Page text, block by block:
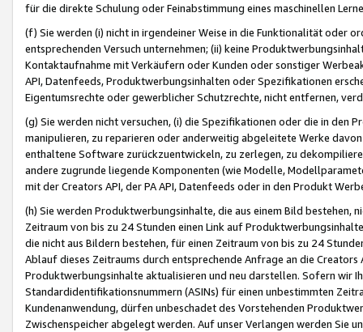
für die direkte Schulung oder Feinabstimmung eines maschinellen
(f) Sie werden (i) nicht in irgendeiner Weise in die Funktionalität oder
entsprechenden Versuch unternehmen; (ii) keine
Kontaktaufnahme mit Verkäufern oder Kunden oder sonstiger
API, Datenfeeds, Produktwerbungsinhalten oder Spezifikationen
Eigentumsrechte oder gewerblicher Schutzrechte, nicht entfernen,
(g) Sie werden nicht versuchen, (i) die Spezifikationen oder die in
manipulieren, zu reparieren oder anderweitig abgeleitete Werke
enthaltene Software zurückzuentwickeln, zu zerlegen, zu
andere zugrunde liegende Komponenten (wie Modelle,
mit der Creators API, der PA API, Datenfeeds oder in den Produkt
(h) Sie werden Produktwerbungsinhalte, die aus einem Bild bestehen,
Zeitraum von bis zu 24 Stunden einen Link auf
die nicht aus Bildern bestehen, für einen Zeitraum von bis zu 24
Ablauf dieses Zeitraums durch entsprechende Anfrage an die
Produktwerbungsinhalte aktualisieren und neu darstellen. Sofern wir
Standardidentifikationsnummern (ASINs) für einen unbestimmten
Kundenanwendung, dürfen unbeschadet des Vorstehenden
Zwischenspeicher abgelegt werden. Auf unser Verlangen werden Sie